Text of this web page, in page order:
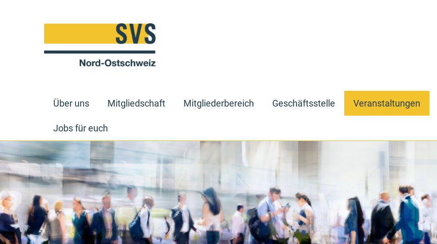
Über uns Mitgliedschaft Mitgliederbereich Geschäftsstelle Veranstaltungen
Jobs für euch